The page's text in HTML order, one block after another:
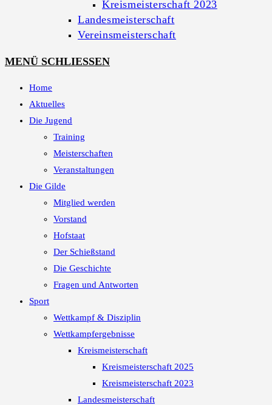
Kreismeisterschaft 2023
Landesmeisterschaft
Vereinsmeisterschaft
MENÜ SCHLIESSEN
Home
Aktuelles
Die Jugend
Training
Meisterschaften
Veranstaltungen
Die Gilde
Mitglied werden
Vorstand
Hofstaat
Der Schießstand
Die Geschichte
Fragen und Antworten
Sport
Wettkampf & Disziplin
Wettkampfergebnisse
Kreismeisterschaft
Kreismeisterschaft 2025
Kreismeisterschaft 2023
Landesmeisterschaft